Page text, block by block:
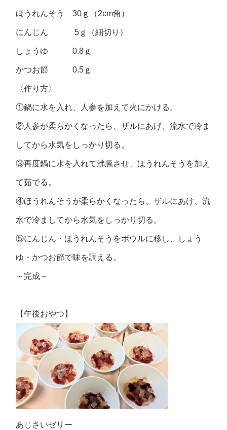
ほうれんそう 30ｇ（2cm角）
にんじん 5ｇ（細切り）
しょうゆ 0.8ｇ
かつお節 0.5ｇ
〈作り方〉
①鍋に水を入れ、人参を加えて火にかける。
②人参が柔らかくなったら、ザルにあげ、流水で冷ま
してから水気をしっかり切る。
③再度鍋に水を入れて沸騰させ、ほうれんそうを加え
て茹でる。
④ほうれんそうが柔らかくなったら、ザルにあけ、流
水で冷ましてから水気をしっかり切る。
⑤にんじん・ほうれんそうをボウルに移し、しょう
ゆ・かつお節で味を調える。
～完成～
【午後おやつ】
あじさいゼリー